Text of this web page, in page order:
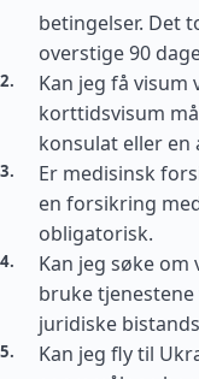
betingelser. Det
overstige 90
Kan jeg få visum
korttidsvisum
konsulat eller en
Er medisinsk
en forsikring
obligatorisk.
Kan jeg søke om
bruke
juridiske
Kan jeg fly til